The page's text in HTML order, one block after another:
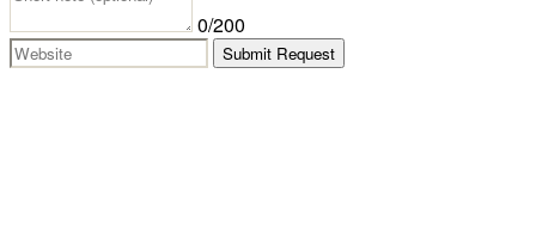
0/200
Submit Request